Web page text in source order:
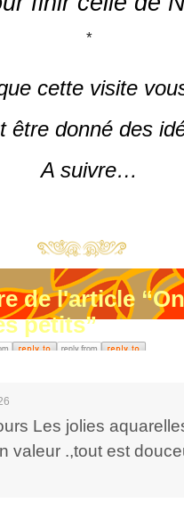
*
cette visite
être donné des
A suivre…
de l'article
petits”
Les jolies
valeur .,tout est